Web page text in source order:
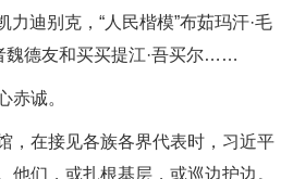
力迪别克，“人民楷模”布茹玛汗·毛
魏德友和买买提江·吾买尔……
诚。
在接见各族各界代表时，习近平
他们，或扎根基层，或巡边护边。